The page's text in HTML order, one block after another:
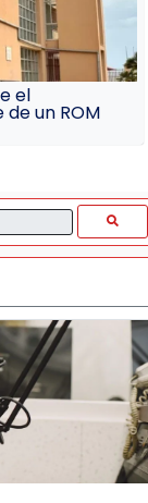
el
un ROM